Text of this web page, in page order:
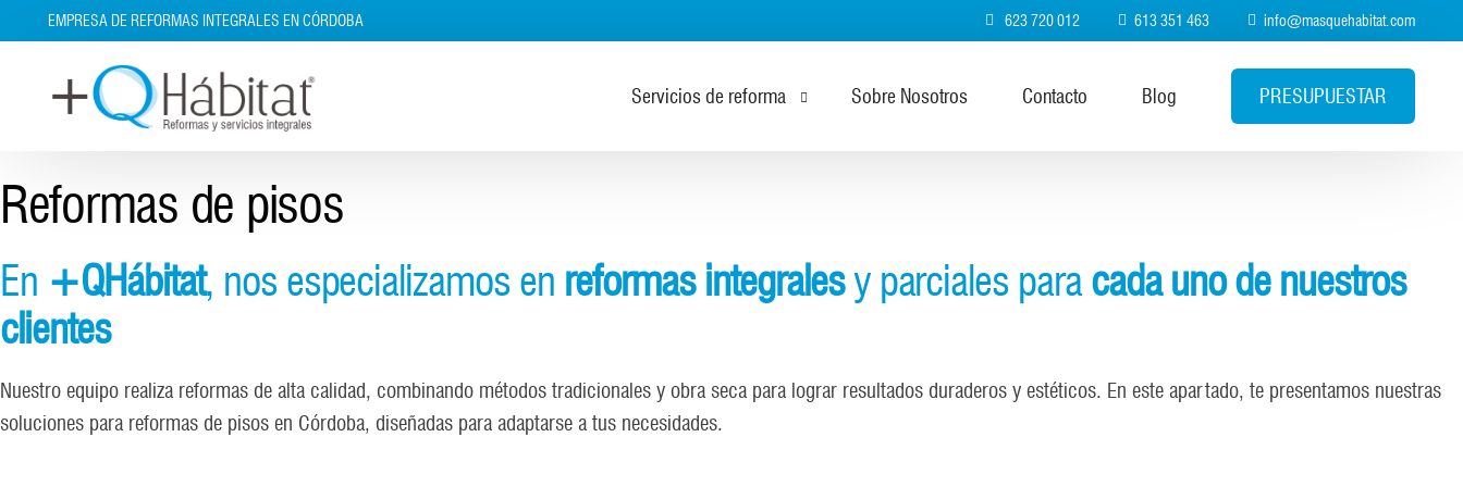
EMPRESA DE REFORMAS INTEGRALES EN CÓRDOBA 623 720 012 613 351 463 info@masquehabitat.com
Servicios de reforma
Reformas de Cocinas
Reformas de Cuartos de Baño
Reformas de Lugares de Hostelería
Reformas de Suelos y Puertas
Sobre Nosotros Contacto Blog PRESUPUESTAR
Reformas de pisos
En +QHábitat, nos especializamos en reformas integralesy parciales paracada uno de nuestros
clientes
Nuestro equipo realiza reformas de alta calidad, combinando métodos tradicionales y obra seca para lograr resultados duraderos y estéticos. En este apartado, te presentamos nuestras
soluciones para reformas de pisos en Córdoba, diseñadas para adaptarse a tus necesidades.